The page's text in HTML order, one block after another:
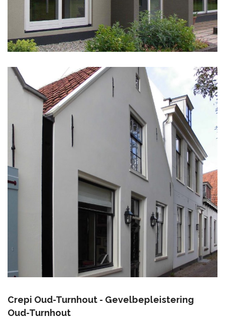
Crepi Oud-Turnhout - Gevelbepleistering
Oud-Turnhout